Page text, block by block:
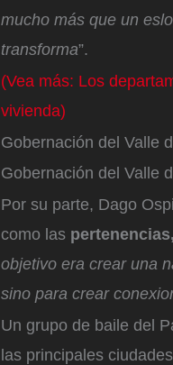
mucho más que un
transforma”.
(Vea más: Los
vivienda)
Gobernación del Valle
Gobernación del Valle
Por su parte, Dago
como las
objetivo era crear una
sino para crear
Un grupo de baile del
las principales